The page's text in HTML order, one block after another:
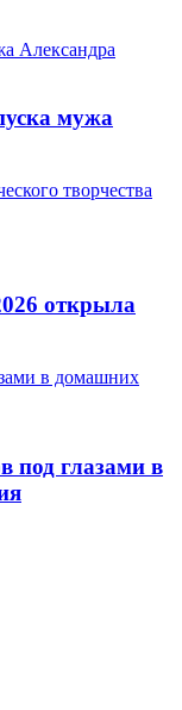
Александра
мужа
творчества
открыла
в домашних
под глазами в